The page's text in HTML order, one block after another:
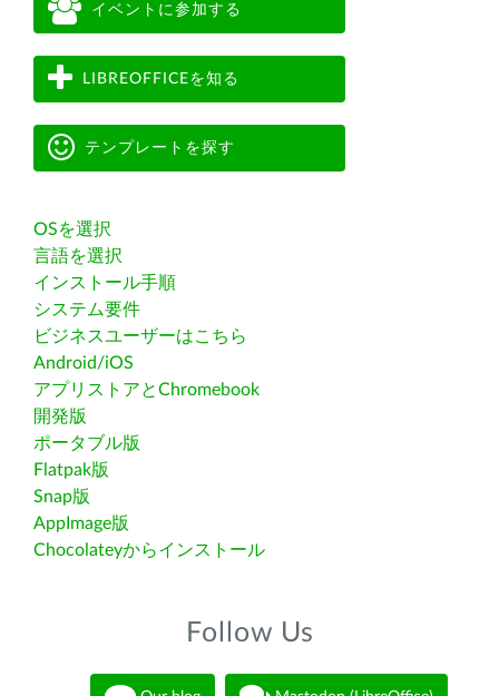
イベントに参加する
LIBREOFFICEを知る
テンプレートを探す
OSを選択
言語を選択
インストール手順
システム要件
ビジネスユーザーはこちら
Android/iOS
アプリストアとChromebook
開発版
ポータブル版
Flatpak版
Snap版
AppImage版
Chocolateyからインストール
Follow Us